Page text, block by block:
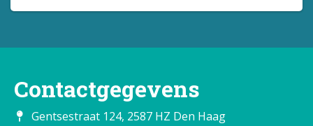
Contactgegevens
Gentsestraat 124, 2587 HZ Den Haag